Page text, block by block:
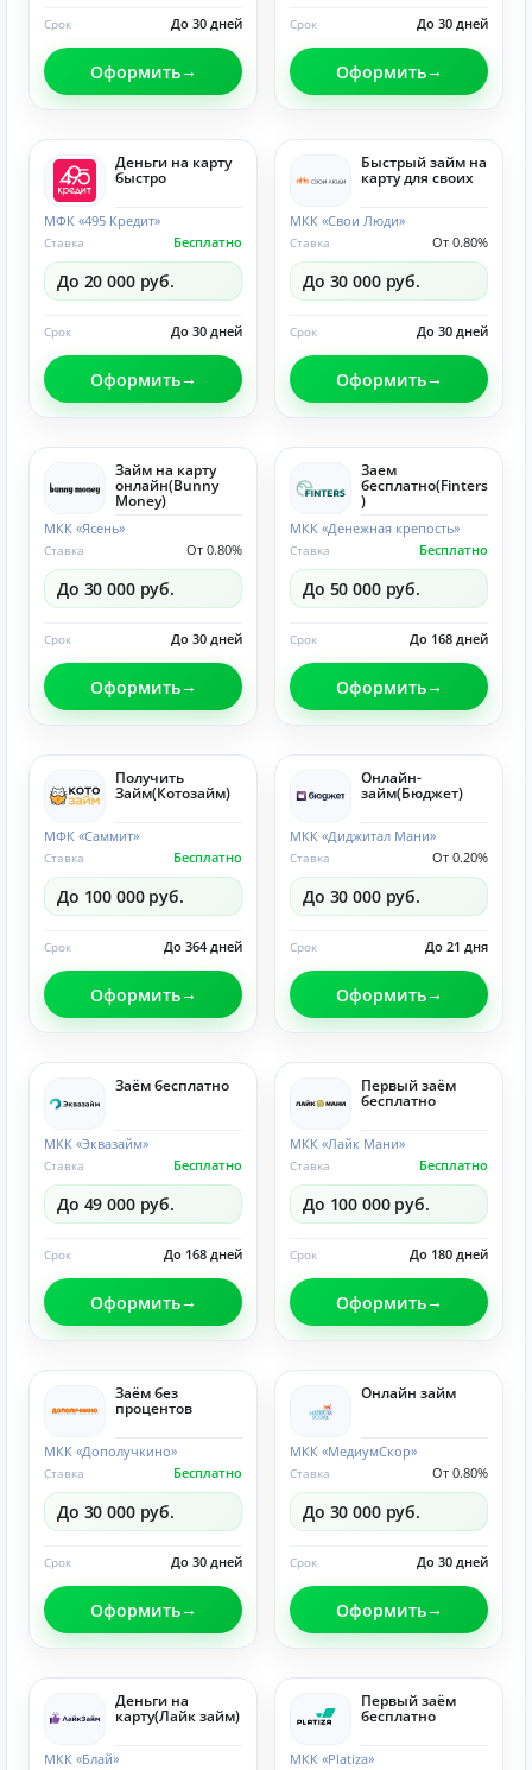
До 30 дней
Срок
Оформить
До 30 дней
Срок
Оформить
Деньги на карту
быстро
МФК «495 Кредит»
Бесплатно
Ставка
До 20 000 руб.
До 30 дней
Срок
Оформить
Быстрый займ на
карту для своих
МКК «Свои Люди»
От 0.80%
Ставка
До 30 000 руб.
До 30 дней
Срок
Оформить
Займ на карту
онлайн(Bunny
Money)
МКК «Ясень»
От 0.80%
Ставка
До 30 000 руб.
До 30 дней
Срок
Оформить
Заем
бесплатно(Finters
)
МКК «Денежная крепость»
Бесплатно
Ставка
До 50 000 руб.
До 168 дней
Срок
Оформить
Получить
Займ(Котозайм)
МФК «Саммит»
Бесплатно
Ставка
До 100 000 руб.
До 364 дней
Срок
Оформить
Онлайн-
займ(Бюджет)
МКК «Диджитал Мани»
От 0.20%
Ставка
До 30 000 руб.
До 21 дня
Срок
Оформить
Заём бесплатно
МКК «Эквазайм»
Бесплатно
Ставка
До 49 000 руб.
До 168 дней
Срок
Оформить
Первый заём
бесплатно
МКК «Лайк Мани»
Бесплатно
Ставка
До 100 000 руб.
До 180 дней
Срок
Оформить
Заём без
процентов
МКК «Дополучкино»
Бесплатно
Ставка
До 30 000 руб.
До 30 дней
Срок
Оформить
Онлайн займ
МКК «МедиумСкор»
От 0.80%
Ставка
До 30 000 руб.
До 30 дней
Срок
Оформить
Деньги на
карту(Лайк займ)
МКК «Блай»
Первый заём
бесплатно
МКК «Platiza»